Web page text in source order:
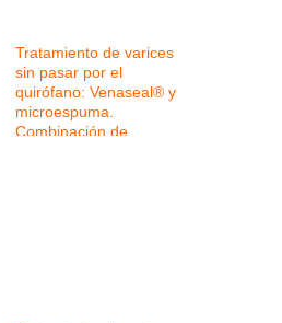
Tratamiento de varices
sin pasar por el
quirófano: Venaseal® y
microespuma.
Combinación de